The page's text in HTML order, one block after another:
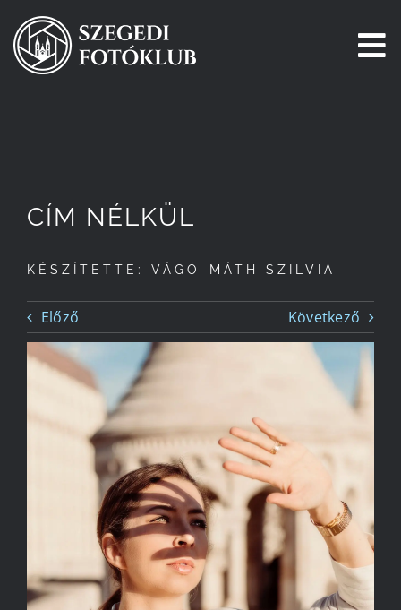
Kihagyás
Pályázatok
Tagjaink
Csatlakozz!
Történetünk
CÍM NÉLKÜL
KÉSZÍTETTE: VÁGÓ-MÁTH SZILVIA
Előző Következő